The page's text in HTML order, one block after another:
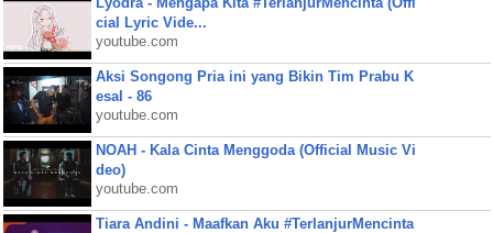
cial Lyric Vide...
youtube.com
Aksi Songong Pria ini yang Bikin Tim Prabu K
esal - 86
youtube.com
NOAH - Kala Cinta Menggoda (Official Music Vi
deo)
youtube.com
Tiara Andini - Maafkan Aku #TerlanjurMencinta